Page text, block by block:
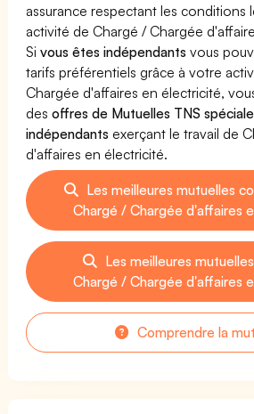
assurance respectant les conditions
activité de Chargé / Chargée
Sivous êtes indépendants vous
tarifs préférentiels grâce à votre
Chargée d'affaires en électricité,
desoffres de Mutuelles TNS
indépendants exerçant le travail de
d'affaires en électricité.
Les meilleures mutuelles
Chargé / Chargée d'affaires
Les meilleures
Chargé / Chargée d'affaires
Comprendre la